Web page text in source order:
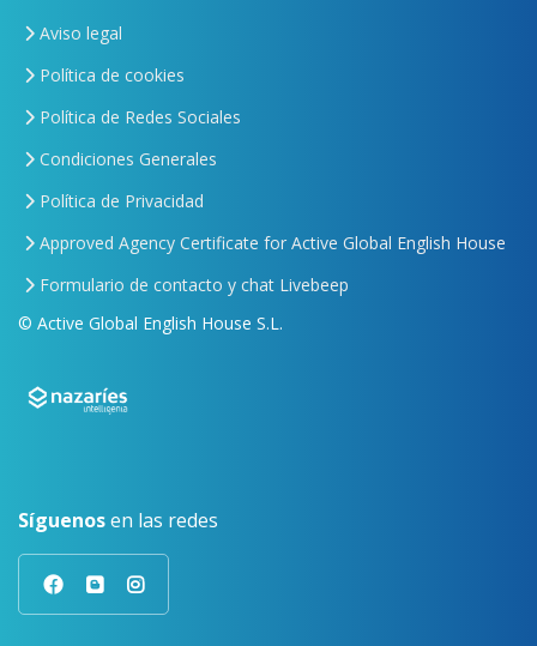
Aviso legal
Política de cookies
Política de Redes Sociales
Condiciones Generales
Política de Privacidad
Approved Agency Certificate for Active Global English House
Formulario de contacto y chat Livebeep
© Active Global English House S.L.
Síguenosen las redes